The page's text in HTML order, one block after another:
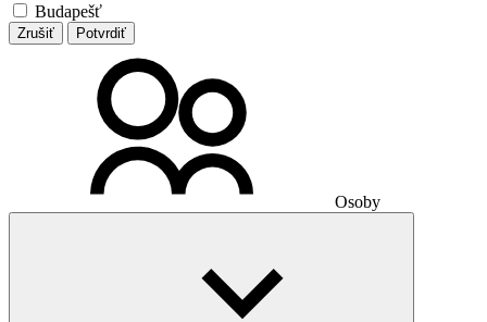
Budapešť
Zrušiť Potvrdiť
Osoby